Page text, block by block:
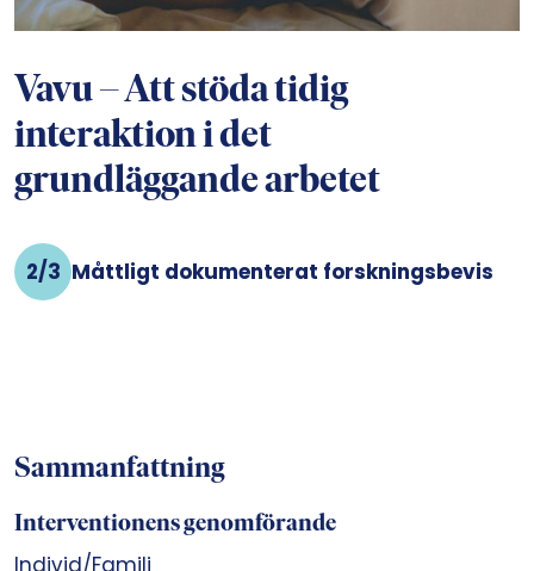
Vavu – Att stöda tidig
interaktion i det
grundläggande arbetet
2/3 Måttligt dokumenterat forskningsbevis
Sammanfattning
Interventionens genomförande
Individ/Familj